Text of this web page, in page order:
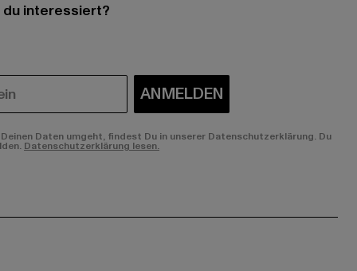
interessiert?
ANMELDEN
Daten umgeht, findest Du in unserer Datenschutzerklärung. Du
Datenschutzerklärung lesen.